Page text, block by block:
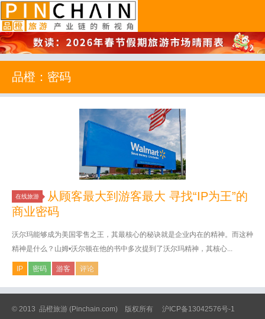
品橙旅游
品橙：密码
在线旅游
从顾客最大到游客最大 寻找“IP为王”的
商业密码
沃尔玛能够成为美国零售之王，其最核心的秘诀就是企业内在的精神。而这种
精神是什么？山姆•沃尔顿在他的书中多次提到了沃尔玛精神，其核心...
IP 密码 游客 评论
© 2013 品橙旅游 (Pinchain.com) 版权所有 沪ICP备13042576号-1